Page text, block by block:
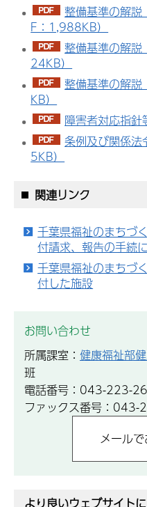
整備基準の解
F：1,988KB）
整備基準の解
24KB）
整備基準の解
KB）
障害者対応指針
条例及び関係
5KB）
関連リンク
千葉県福祉のまちづ
付請求、報告の手続
千葉県福祉のまちづ
付した施設
お問い合わせ
所属課室： 健康福祉部
班
電話番号：043-223-
ファックス番号：
より良いウェブサイト